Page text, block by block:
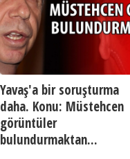
Yavaş'a bir soruşturma
daha. Konu: Müstehcen
görüntüler
bulundurmaktan...